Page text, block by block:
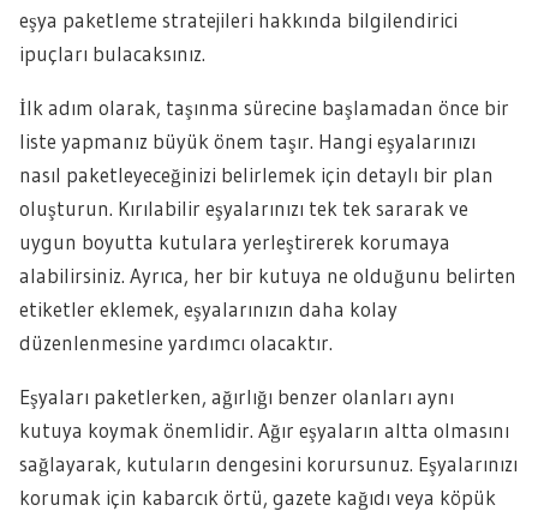
eşya paketleme stratejileri hakkında bilgilendirici
ipuçları bulacaksınız.
İlk adım olarak, taşınma sürecine başlamadan önce bir
liste yapmanız büyük önem taşır. Hangi eşyalarınızı
nasıl paketleyeceğinizi belirlemek için detaylı bir plan
oluşturun. Kırılabilir eşyalarınızı tek tek sararak ve
uygun boyutta kutulara yerleştirerek korumaya
alabilirsiniz. Ayrıca, her bir kutuya ne olduğunu belirten
etiketler eklemek, eşyalarınızın daha kolay
düzenlenmesine yardımcı olacaktır.
Eşyaları paketlerken, ağırlığı benzer olanları aynı
kutuya koymak önemlidir. Ağır eşyaların altta olmasını
sağlayarak, kutuların dengesini korursunuz. Eşyalarınızı
korumak için kabarcık örtü, gazete kağıdı veya köpük